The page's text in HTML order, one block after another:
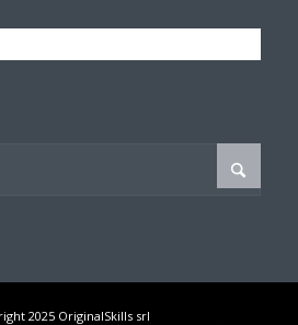
2025 OriginalSkills srl